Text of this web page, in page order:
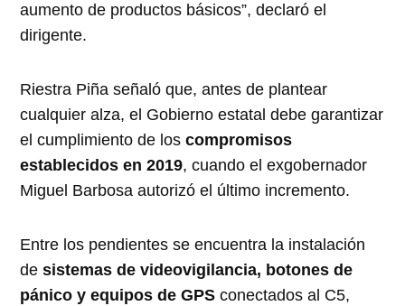
aumento de productos básicos”, declaró el
dirigente.
Riestra Piña señaló que, antes de plantear
cualquier alza, el Gobierno estatal debe garantizar
el cumplimiento de loscompromisos
establecidos en 2019, cuando el exgobernador
Miguel Barbosa autorizó el último incremento.
Entre los pendientes se encuentra la instalación
desistemas de videovigilancia, botones de
pánico y equipos de GPS conectados al C5,